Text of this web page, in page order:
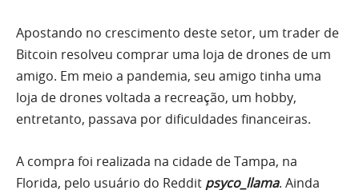
Apostando no crescimento deste setor, um trader de
Bitcoin resolveu comprar uma loja de drones de um
amigo. Em meio a pandemia, seu amigo tinha uma
loja de drones voltada a recreação, um hobby,
entretanto, passava por dificuldades financeiras.
A compra foi realizada na cidade de Tampa, na
Florida, pelo usuário do Reddit psyco_llama. Ainda